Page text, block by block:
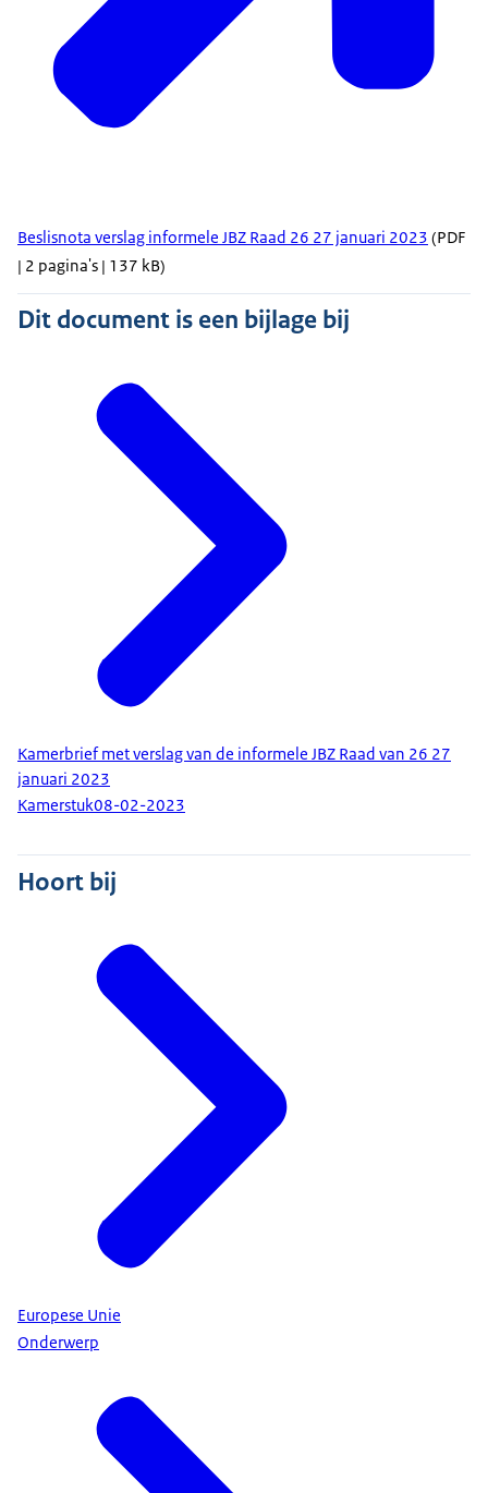
Beslisnota verslag informele JBZ Raad 26 27 januari 2023 (PDF
| 2 pagina's | 137 kB)
Dit document is een bijlage bij
Kamerbrief met verslag van de informele JBZ Raad van 26 27
januari 2023
Kamerstuk08-02-2023
Hoort bij
Europese Unie
Onderwerp